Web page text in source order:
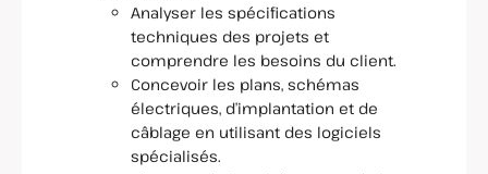
Analyser les spécifications
techniques des projets et
comprendre les besoins du client.
Concevoir les plans, schémas
électriques, d’implantation et de
câblage en utilisant des logiciels
spécialisés.